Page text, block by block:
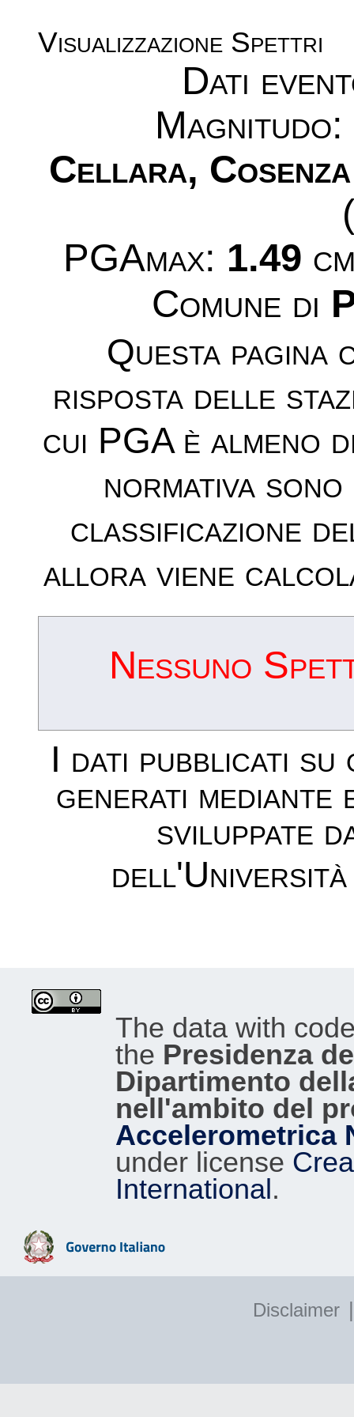
Visualizzazione Spettri
Dati
Magnitudo:
Cellara, Cosenza
PGAmax: 1.49
Comune di
Questa
risposta delle
cui PGA è almeno
normativa
classificazione
allora viene
Nessuno
I dati pubblicati su
generati mediante
sviluppate
The data with
the Presidenza
Dipartimento
nell'ambito del
Accelerometrica
under license
International.
Disclaimer